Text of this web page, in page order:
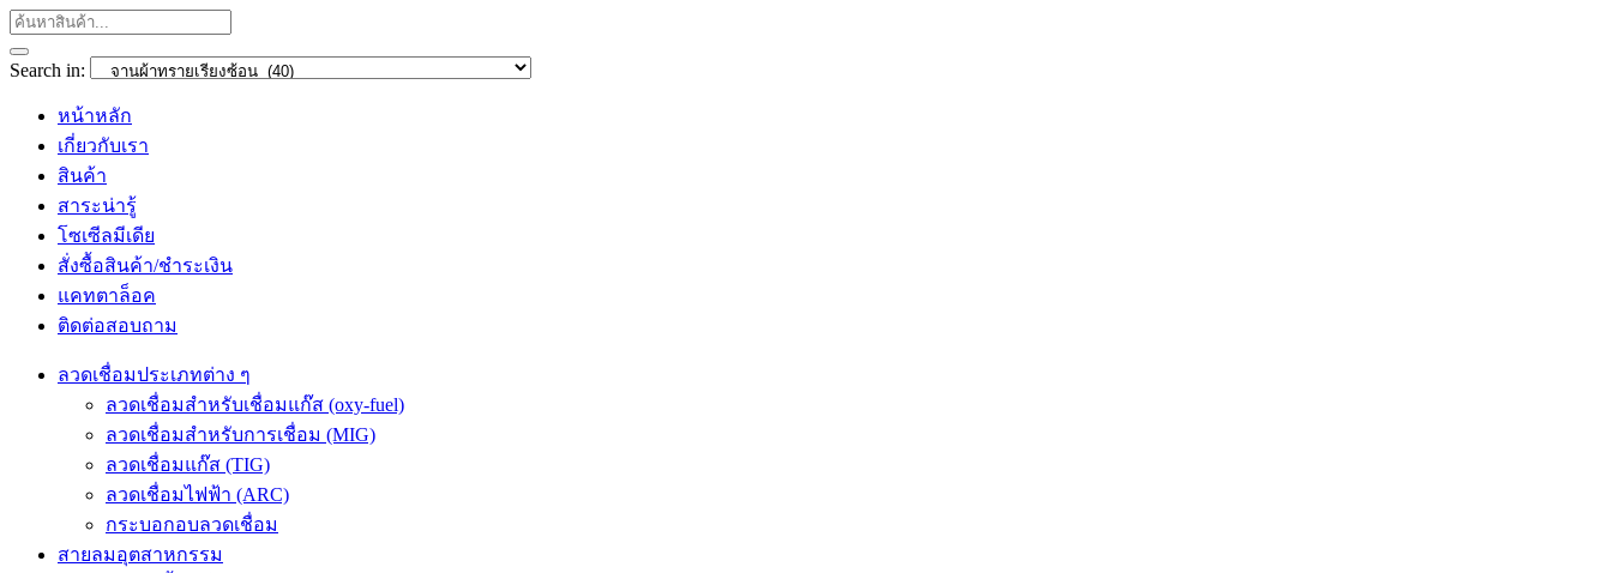
Search in:
หน้าหลัก
เกี่ยวกับเรา
สินค้า
สาระน่ารู้
โซเซีลมีเดีย
สั่งซื้อสินค้า/ชำระเงิน
แคทตาล็อค
ติดต่อสอบถาม
ลวดเชื่อมประเภทต่าง ๆ
ลวดเชื่อมสำหรับเชื่อมแก๊ส (oxy-fuel)
ลวดเชื่อมสำหรับการเชื่อม (MIG)
ลวดเชื่อมแก๊ส (TIG)
ลวดเชื่อมไฟฟ้า (ARC)
กระบอกอบลวดเชื่อม
สายลมอุตสาหกรรม